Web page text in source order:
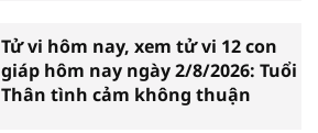
Tử vi hôm nay, xem tử vi 12 con
giáp hôm nay ngày 2/8/2026: Tuổi
Thân tình cảm không thuận